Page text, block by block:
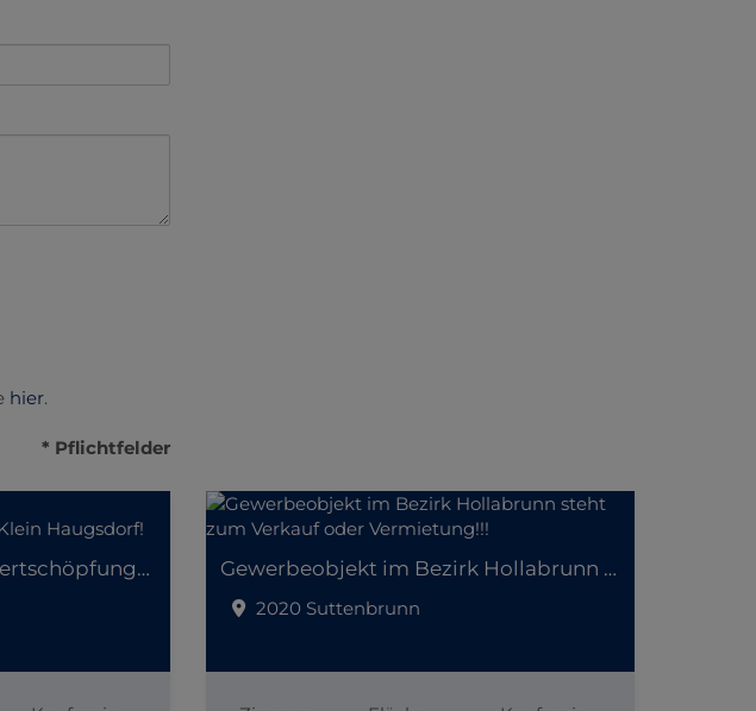
hier.
* Pflichtfelder
Lukratives Objekt mit Wertschöpfungspotenzial in Klein Haugsdorf! Gewerbeobjekt im Bezirk Hollabrunn steht zum Verkauf oder Vermietung!!!
2020 Suttenbrunn